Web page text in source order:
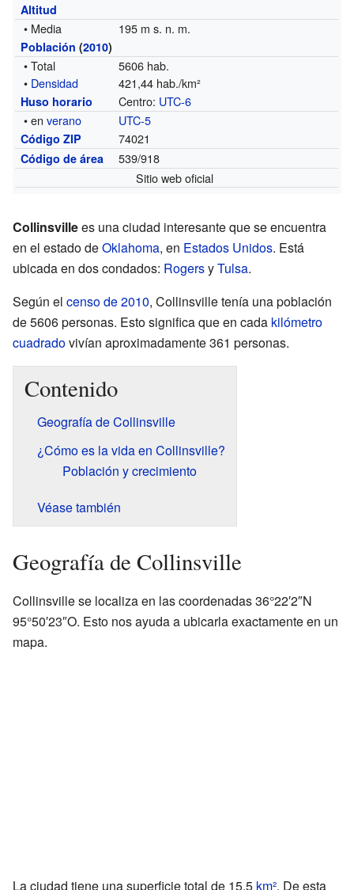
Altitud
• Media 195 m s. n. m.
Población (2010)
• Total
5606 hab.
• Densidad 421,44 hab./km²
Huso horario Centro: UTC-6
• enverano UTC-5
Código ZIP 74021
Código de área
539/918
Sitio web oficial
Collinsvillees una ciudad interesante que se encuentra
en el estado deOklahoma, en Estados Unidos. Está
ubicada en dos condados: RogersyTulsa.
Según el censo de 2010, Collinsville tenía una población
de 5606 personas. Esto significa que en cada kilómetro
cuadradovivían aproximadamente 361 personas.
Contenido
Geografía de Collinsville
¿Cómo es la vida en Collinsville?
Población y crecimiento
Véase también
Geografía de Collinsville
Collinsville se localiza en las coordenadas36°22′2″N
95°50′23″O. Esto nos ayuda a ubicarla exactamente en un
mapa.
La ciudad tiene una superficie total de 15.5 km². De esta